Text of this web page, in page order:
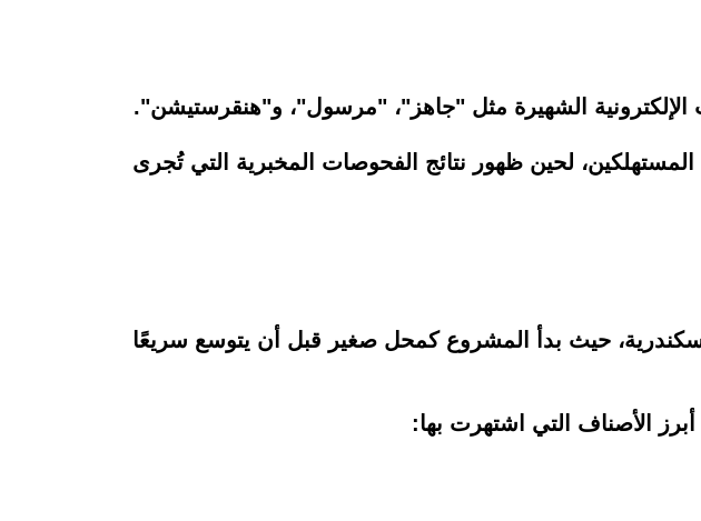
الإلكترونية الشهيرة مثل "جاهز"، "مرسول"، و"هنقرستيشن".
لحين ظهور نتائج الفحوصات المخبرية التي تُجرى
حيث بدأ المشروع كمحل صغير قبل أن يتوسع سريعًا
الأصناف التي اشتهرت بها: